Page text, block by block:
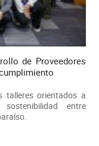
de Proveedores
talleres orientados a
entre